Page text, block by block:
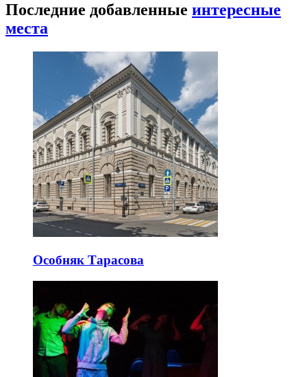
Последние добавленные интересные
места
Особняк Тарасова